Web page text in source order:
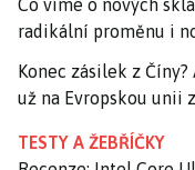
Co víme o nových
radikální proměnu i
Konec zásilek z
už na Evropskou unii
TESTY A ŽEBŘÍČKY